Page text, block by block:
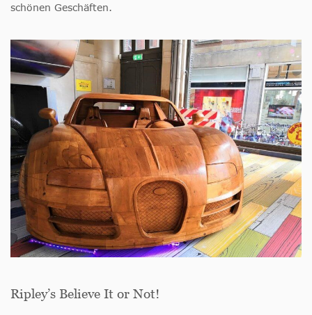
schönen Geschäften.
Ripley’s Believe It or Not!